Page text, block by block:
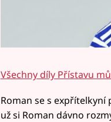
Všechny díly Přístavu
Roman se s expřítelkyní
už si Roman dávno